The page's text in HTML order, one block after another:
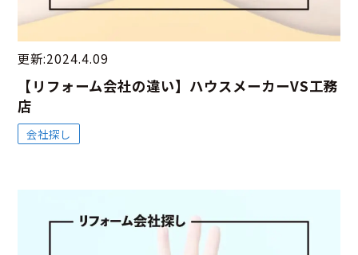
更新:2024.4.09
【リフォーム会社の違い】ハウスメーカーVS工務
店
会社探し